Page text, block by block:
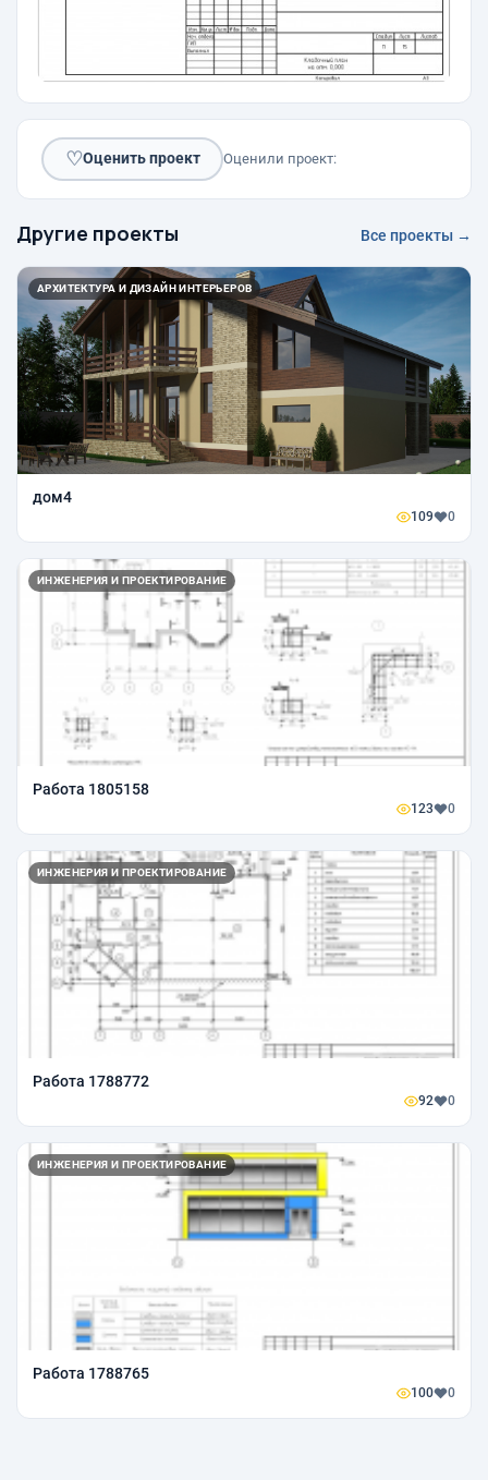
♡Оценить проект Оценили проект:
Другие проекты Все проекты →
АРХИТЕКТУРА И ДИЗАЙН ИНТЕРЬЕРОВ
дом4
109 0
ИНЖЕНЕРИЯ И ПРОЕКТИРОВАНИЕ
Работа 1805158
123 0
ИНЖЕНЕРИЯ И ПРОЕКТИРОВАНИЕ
Работа 1788772
92 0
ИНЖЕНЕРИЯ И ПРОЕКТИРОВАНИЕ
Работа 1788765
100 0